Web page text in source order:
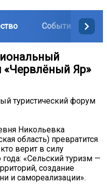
События
«Червлёный Яр»
туристический форум
Никольевка
область) превратится
верит в силу
года: «Сельский туризм —
создание
и самореализации».